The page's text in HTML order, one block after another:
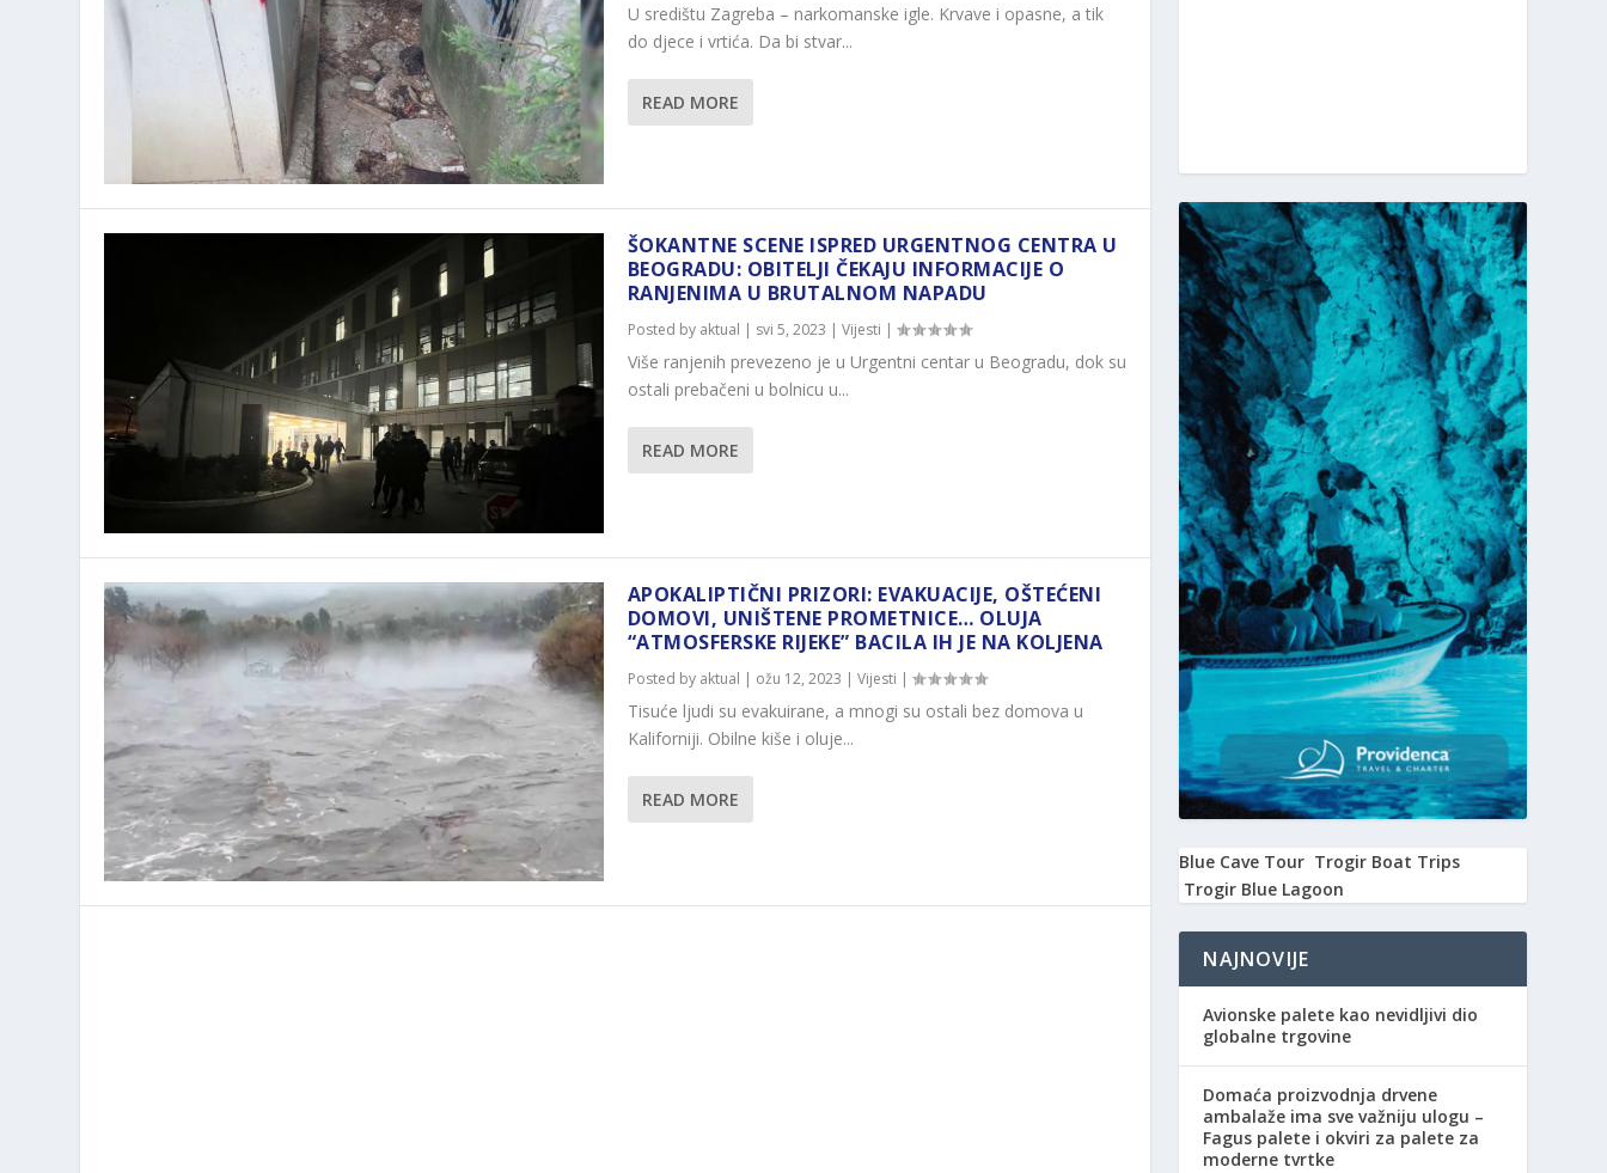
U središtu Zagreba – narkomanske igle. Krvave i opasne, a tik
do djece i vrtića. Da bi stvar...
READ MORE
ŠOKANTNE SCENE ISPRED URGENTNOG CENTRA U
BEOGRADU: OBITELJI ČEKAJU INFORMACIJE O
RANJENIMA U BRUTALNOM NAPADU
Posted by aktual | svi 5, 2023 | Vijesti |
Više ranjenih prevezeno je u Urgentni centar u Beogradu, dok su
ostali prebačeni u bolnicu u...
READ MORE
APOKALIPTIČNI PRIZORI: EVAKUACIJE, OŠTEĆENI
DOMOVI, UNIŠTENE PROMETNICE… OLUJA
“ATMOSFERSKE RIJEKE” BACILA IH JE NA KOLJENA
Posted by aktual | ožu 12, 2023 | Vijesti |
Tisuće ljudi su evakuirane, a mnogi su ostali bez domova u
Kaliforniji. Obilne kiše i oluje...
READ MORE
Blue Cave Tour Trogir Boat Trips
Trogir Blue Lagoon
NAJNOVIJE
Avionske palete kao nevidljivi dio
globalne trgovine
Domaća proizvodnja drvene
ambalaže ima sve važniju ulogu –
Fagus palete i okviri za palete za
moderne tvrtke